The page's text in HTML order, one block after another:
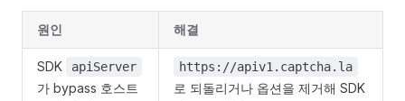
원인 해결
SDK apiServer
가 bypass 호스트
https://apiv1.captcha.la
로 되돌리거나 옵션을 제거해 SDK